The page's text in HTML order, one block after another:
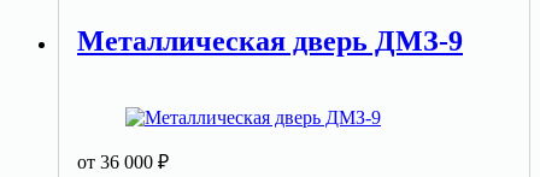
Металлическая дверь ДМЗ-9
от 36 000 ₽